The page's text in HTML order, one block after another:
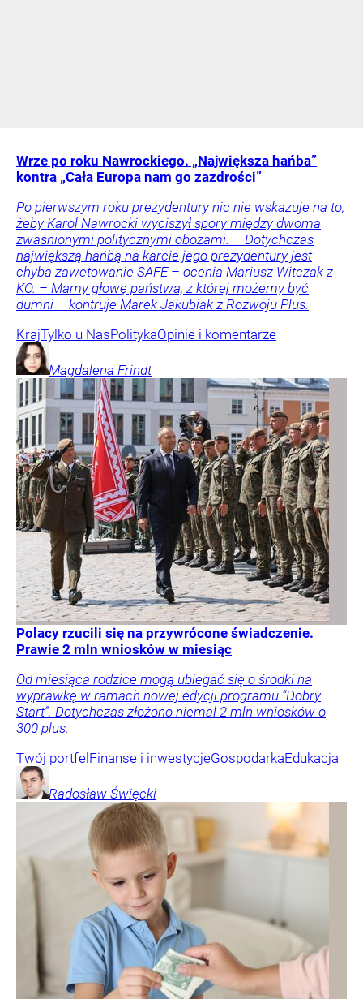
Wrze po roku Nawrockiego. „Największa hańba”
kontra „Cała Europa nam go zazdrości”
Po pierwszym roku prezydentury nic nie wskazuje na to,
żeby Karol Nawrocki wyciszył spory między dwoma
zwaśnionymi politycznymi obozami. – Dotychczas
największą hańbą na karcie jego prezydentury jest
chyba zawetowanie SAFE – ocenia Mariusz Witczak z
KO. – Mamy głowę państwa, z której możemy być
dumni – kontruje Marek Jakubiak z Rozwoju Plus.
KrajTylko u NasPolitykaOpinie i komentarze
Magdalena Frindt
Polacy rzucili się na przywrócone świadczenie.
Prawie 2 mln wniosków w miesiąc
Od miesiąca rodzice mogą ubiegać się o środki na
wyprawkę w ramach nowej edycji programu “Dobry
Start”. Dotychczas złożono niemal 2 mln wniosków o
300 plus.
Twój portfelFinanse i inwestycjeGospodarkaEdukacja
Radosław Święcki